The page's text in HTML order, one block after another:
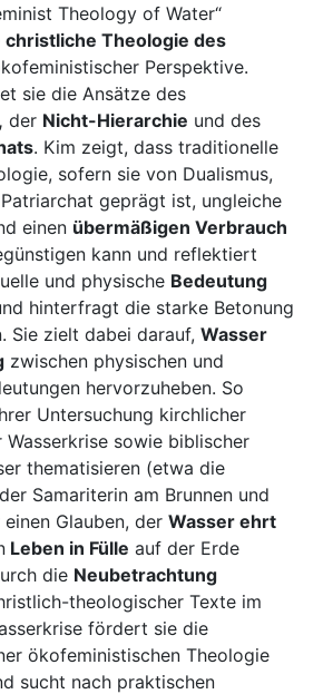
Theology of Water“
christliche Theologie des
Perspektive.
sie die Ansätze des
der Nicht-Hierarchie und des
. Kim zeigt, dass traditionelle
sofern sie von Dualismus,
geprägt ist, ungleiche
einen übermäßigen Verbrauch
kann und reflektiert
und physische Bedeutung
hinterfragt die starke Betonung
Sie zielt dabei darauf, Wasser
zwischen physischen und
hervorzuheben. So
Untersuchung kirchlicher
Wasserkrise sowie biblischer
thematisieren (etwa die
Samariterin am Brunnen und
Glauben, der Wasser ehrt
Leben in Fülle auf der Erde
die Neubetrachtung
theologischer Texte im
fördert sie die
ökofeministischen Theologie
sucht nach praktischen